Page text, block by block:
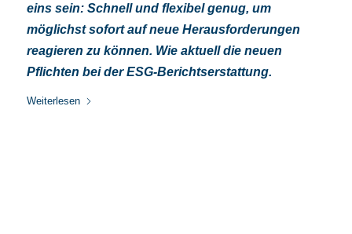
eins sein: Schnell und flexibel genug, um
möglichst sofort auf neue Herausforderungen
reagieren zu können. Wie aktuell die neuen
Pflichten bei der ESG-Berichtserstattung.
Weiterlesen